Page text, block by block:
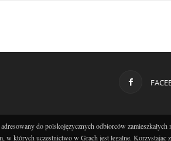
do polskojęzycznych odbiorców
w których uczestnictwo w Grach jest legalne.